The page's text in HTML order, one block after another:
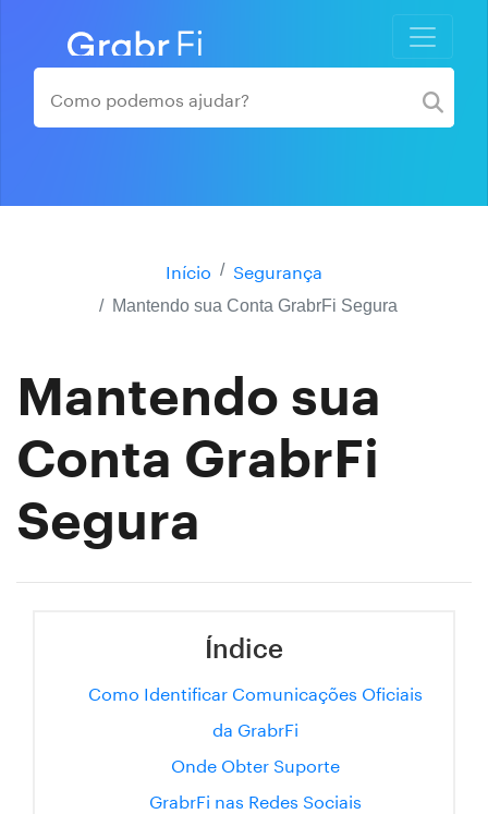
Início Segurança
Mantendo sua Conta GrabrFi Segura
Mantendo sua
Conta GrabrFi
Segura
Índice
Como Identificar Comunicações Oficiais
da GrabrFi
Onde Obter Suporte
GrabrFi nas Redes Sociais